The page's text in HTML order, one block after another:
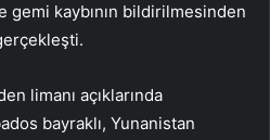
kaybının bildirilmesinden
limanı açıklarında
bayraklı, Yunanistan